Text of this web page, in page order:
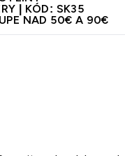
| KÓD: SK35
NAD 50€ A 90€